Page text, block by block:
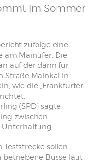
im Sommer
zufolge eine
am Mainufer. Die
auf der dann für
Straße Mainkai in
wie die „Frankfurter
(SPD) sagte
zwischen
sollen
betriebene Busse laut